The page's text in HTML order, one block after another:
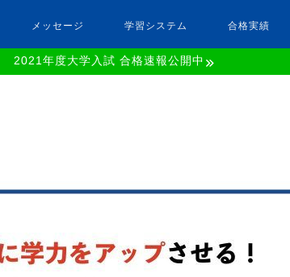
メッセージ 学習システム 合格実績
2021年度大学入試 合格速報公開中